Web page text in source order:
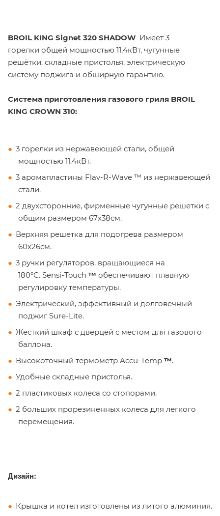
BROIL KING Signet 320 SHADOW Имеет 3
горелки общей мощностью 11,4кВт, чугунные
решётки, складные пристолья, электрическую
систему поджига и обширную гарантию.
Система приготовления газового гриля BROIL
KING CROWN 310:
3 горелки из нержавеющей стали, общей
мощностью 11,4кВт.
3 аромапластины Flav-R-Wave ™ из нержавеющей
стали.
2 двухсторонние, фирменные чугунные решетки с
общим размером 67х38см.
Верхняя решетка для подогрева размером
60х26см.
3 ручки регуляторов, вращающиеся на
180°С. Sensi-Touch ™ обеспечивают плавную
регулировку температуры.
Электрический, эффективный и долговечный
поджиг Sure-Lite.
Жесткий шкаф с дверцей с местом для газового
баллона.
Высокоточный термометр Accu-Temp ™.
Удобные складные пристолья.
2 пластиковых колеса со стопорами.
2 больших прорезиненных колеса для легкого
перемещения.
Дизайн:
Крышка и котел изготовлены из литого алюминия.